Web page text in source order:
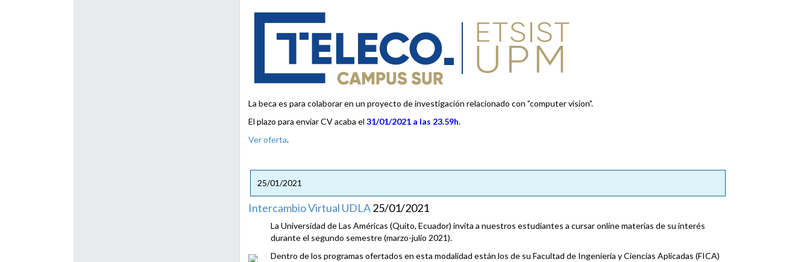
La beca es para colaborar en un proyecto de investigación relacionado con "computer vision".
El plazo para enviar CV acaba el 31/01/2021 a las 23.59h.
Ver oferta.
25/01/2021
Intercambio Virtual UDLA25/01/2021
La Universidad de Las Américas (Quito, Ecuador) invita a nuestros estudiantes a cursar online materias de su interés
durante el segundo semestre (marzo-julio 2021).
Dentro de los programas ofertados en esta modalidad están los de su Facultad de Ingeniería y Ciencias Aplicadas (FICA)